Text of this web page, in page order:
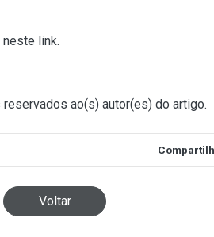
neste link.
ao(s) autor(es) do artigo.
Voltar